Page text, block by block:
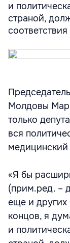
и
страной,
соответствия
Молдовы
только
вся
медицинский
«Я бы
(прим.ред. –
еще и других
концов, я
и